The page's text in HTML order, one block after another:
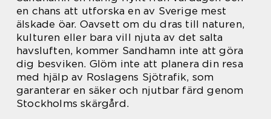
en chans att utforska en av Sverige mest
älskade öar. Oavsett om du dras till naturen,
kulturen eller bara vill njuta av det salta
havsluften, kommer Sandhamn inte att göra
dig besviken. Glöm inte att planera din resa
med hjälp av Roslagens Sjötrafik, som
garanterar en säker och njutbar färd genom
Stockholms skärgård.